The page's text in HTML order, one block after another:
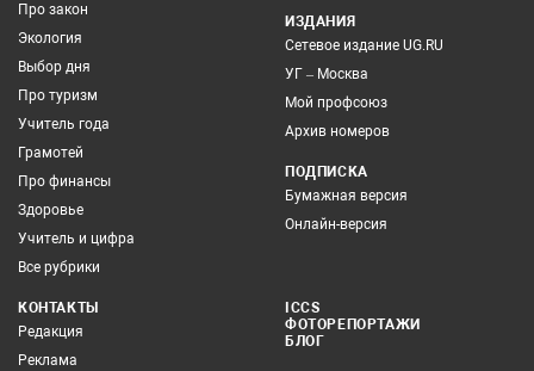
Про закон
Экология
Выбор дня
Про туризм
Учитель года
Грамотей
Про финансы
Здоровье
Учитель и цифра
Все рубрики
ИЗДАНИЯ
Сетевое издание UG.RU
УГ – Москва
Мой профсоюз
Архив номеров
ПОДПИСКА
Бумажная версия
Онлайн-версия
КОНТАКТЫ
Редакция
Реклама
ICCS
ФОТОРЕПОРТАЖИ
БЛОГ